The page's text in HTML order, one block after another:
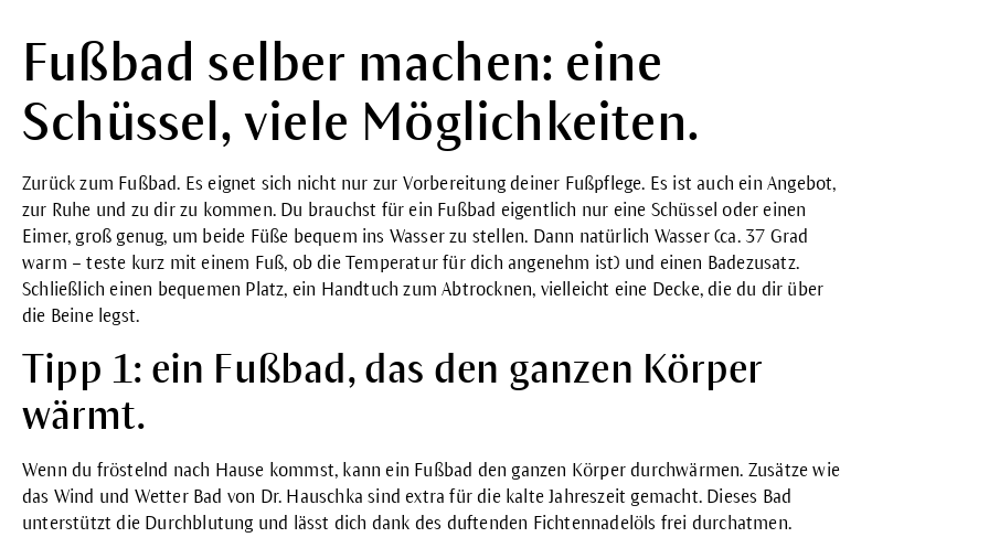
Fußbad selber machen: eine
Schüssel, viele Möglichkeiten.
Zurück zum Fußbad. Es eignet sich nicht nur zur Vorbereitung deiner Fußpflege. Es ist auch ein Angebot,
zur Ruhe und zu dir zu kommen. Du brauchst für ein Fußbad eigentlich nur eine Schüssel oder einen
Eimer, groß genug, um beide Füße bequem ins Wasser zu stellen. Dann natürlich Wasser (ca. 37 Grad
warm – teste kurz mit einem Fuß, ob die Temperatur für dich angenehm ist) und einen Badezusatz.
Schließlich einen bequemen Platz, ein Handtuch zum Abtrocknen, vielleicht eine Decke, die du dir über
die Beine legst.
Tipp 1: ein Fußbad, das den ganzen Körper
wärmt.
Wenn du fröstelnd nach Hause kommst, kann ein Fußbad den ganzen Körper durchwärmen. Zusätze wie
das Wind und Wetter Bad von Dr. Hauschka sind extra für die kalte Jahreszeit gemacht. Dieses Bad
unterstützt die Durchblutung und lässt dich dank des duftenden Fichtennadelöls frei durchatmen.